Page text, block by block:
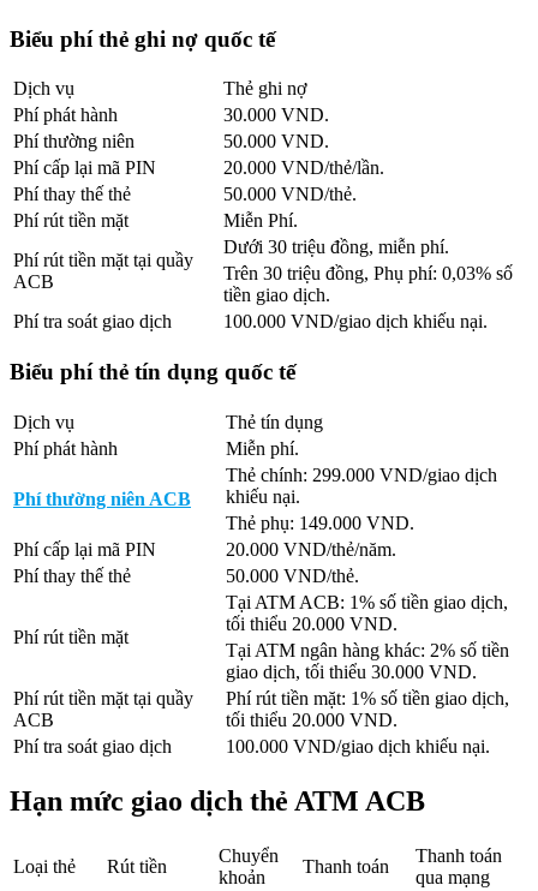
Biểu phí thẻ ghi nợ quốc tế
Dịch vụ
Thẻ ghi nợ
Phí phát hành
30.000 VND.
Phí thường niên
50.000 VND.
Phí cấp lại mã PIN
20.000 VND/thẻ/lần.
Phí thay thế thẻ
50.000 VND/thẻ.
Phí rút tiền mặt
Miễn Phí.
Phí rút tiền mặt tại quầy
ACB
Dưới 30 triệu đồng, miễn phí.
Trên 30 triệu đồng, Phụ phí: 0,03% số
tiền giao dịch.
Phí tra soát giao dịch
100.000 VND/giao dịch khiếu nại.
Biểu phí thẻ tín dụng quốc tế
Dịch vụ
Thẻ tín dụng
Phí phát hành
Miễn phí.
Phí thường niên ACB
Thẻ chính: 299.000 VND/giao dịch
khiếu nại.
Thẻ phụ: 149.000 VND.
Phí cấp lại mã PIN
20.000 VND/thẻ/năm.
Phí thay thế thẻ
50.000 VND/thẻ.
Phí rút tiền mặt
Tại ATM ACB: 1% số tiền giao dịch,
tối thiểu 20.000 VND.
Tại ATM ngân hàng khác: 2% số tiền
giao dịch, tối thiểu 30.000 VND.
Phí rút tiền mặt tại quầy
ACB
Phí rút tiền mặt: 1% số tiền giao dịch,
tối thiểu 20.000 VND.
Phí tra soát giao dịch
100.000 VND/giao dịch khiếu nại.
Hạn mức giao dịch thẻ ATM ACB
Loại thẻ Rút tiền
Chuyển
khoản
Thanh toán
Thanh toán
qua mạng